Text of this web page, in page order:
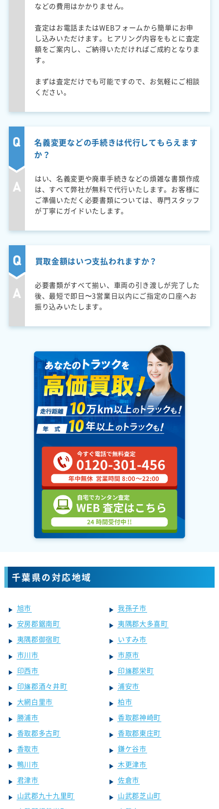
などの費用はかかりません。
査定はお電話またはWEBフォームから簡単にお申
し込みいただけます。ヒアリング内容をもとに査定
額をご案内し、ご納得いただければご成約となりま
す。
まずは査定だけでも可能ですので、お気軽にご相談
ください。
名義変更などの手続きは代行してもらえます
か？
はい、名義変更や廃車手続きなどの煩雑な書類作成
は、すべて弊社が無料で代行いたします。お客様に
ご準備いただく必要書類については、専門スタッフ
が丁寧にガイドいたします。
買取金額はいつ支払われますか？
必要書類がすべて揃い、車両の引き渡しが完了した
後、最短で即日〜3営業日以内にご指定の口座へお
振り込みいたします。
千葉県の対応地域
旭市
我孫子市
安房郡鋸南町
夷隅郡大多喜町
夷隅郡御宿町
いすみ市
市川市
市原市
印西市
印旛郡栄町
印旛郡酒々井町
浦安市
大網白里市
柏市
勝浦市
香取郡神崎町
香取郡多古町
香取郡東庄町
香取市
鎌ケ谷市
鴨川市
木更津市
君津市
佐倉市
山武郡九十九里町
山武郡芝山町